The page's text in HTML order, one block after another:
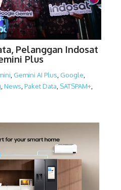
Pelanggan Indosat
Plus
, Gemini AI Plus, Google,
,News,Paket Data, SATSPAM+,